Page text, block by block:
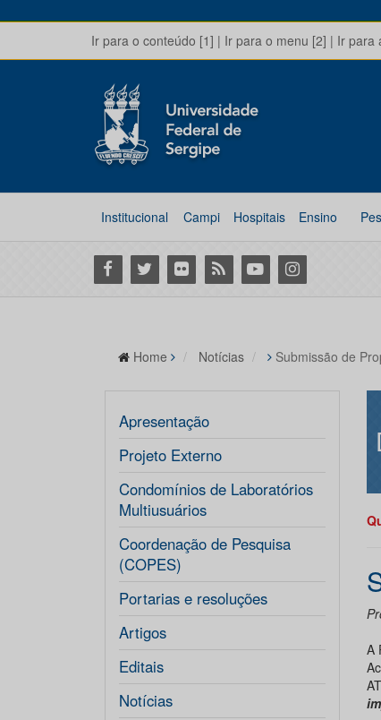
Ir para o conteúdo [1] | Ir para o menu [2] | Ir para
Institucional Campi Hospitais Ensino
Facebook
Twitter Flickr RSS YoutubeInstagram
Home Notícias Submissão de
Apresentação
Projeto Externo
Condomínios de Laboratórios
Multiusuários
Coordenação de Pesquisa
(COPES)
Portarias e resoluções
Artigos
Editais
Notícias
A